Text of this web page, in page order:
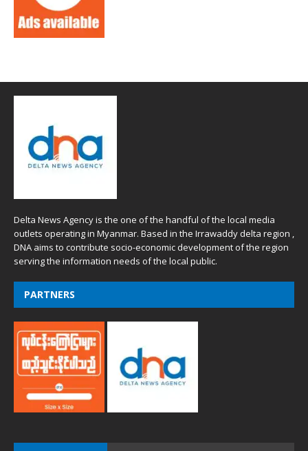
Delta News Agency is the one of the handful of the local media
outlets operating in Myanmar. Based in the Irrawaddy delta region ,
DNA aims to contribute socio-economic development of the region
serving the information needs of the local public.
PARTNERS